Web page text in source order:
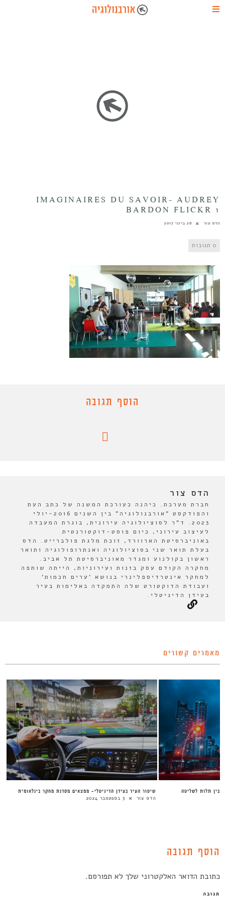
IMAGINAIRES DU SAVOIR- AUDREY
BARDON FLICKR 1
הדס צור 26 ביוני 2017
0 תגובות
הוסף תגובה
הדס צור
חברת מערכת. כיהנה כעורכת המשנה של כתב העת
והפודקסט "אורבנולוגיה" בין השנים 2016-יולי
2023. ד"ר לסוציולוגיה עירונית, בוגרת המעבדה
לעיצוב עירוני, כיום פוסט-דוקטורנטית
באוניברסיטת הארוורד, זוכת מלגת פולברייט. הדס
בעלת תואר שני בסוציולוגיה ואנתרופולוגיה ותואר
ראשון בקולנוע ומגדר מאוניברסיטת תל אביב.
מחקרה הקודם עסק בזנות ועירוניות, הייתה שותפה
למחקר אינטרדיספלינרי בנושא 'ערים חכמות'
ועבודת הדוקטורט שלה התמקדה באלימות בעיר
בעידן הדיגיטלי.
מאמרים קשורים
שיטור העיר בעידן הדיגיטלי- ממצאים מסדנת מחקר בינלאומית
הדס צור 3 בספטמבר 2024
בין תלות לשליטה
הוסף תגובה
כתובת הדואר האלקטרוני שלך לא תפורסם.
תגובה